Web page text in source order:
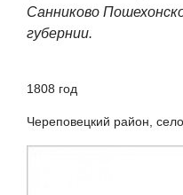
Санниково
губернии.
1808 год
Череповецкий район,